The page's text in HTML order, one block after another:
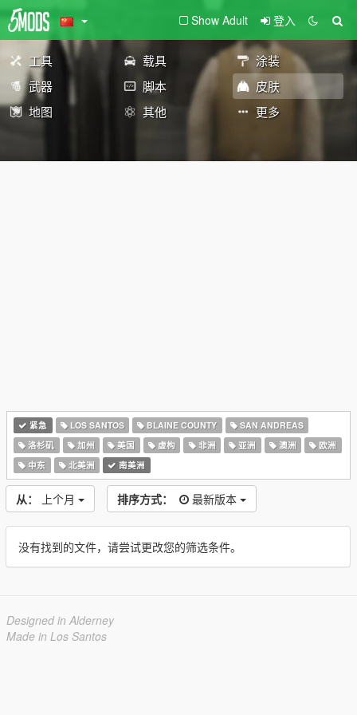
Show Adult 登入
工具 载具
涂装
武器
脚本
皮肤
地图
其他 更多
紧急 LOS SANTOS BLAINE COUNTY
SAN ANDREAS
洛杉矶
加州 美国 虚构 非洲 亚洲 澳洲
欧洲
中东
北美洲 南美洲
从： 上个月 排序方式： 最新版本
没有找到的文件，请尝试更改您的筛选条件。
Designed in Alderney
Made in Los Santos